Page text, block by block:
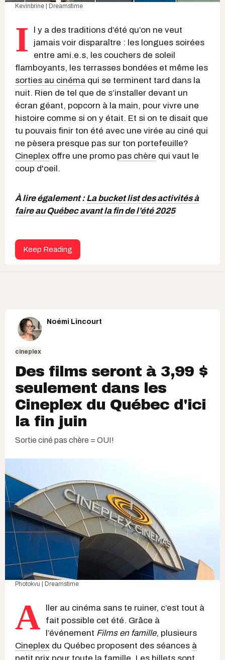
Kevinbrine | Dreamstime
I
l y a des traditions d’été qu’on ne veut
jamais voir disparaître : les longues soirées
entre ami.e.s, les couchers de soleil
flamboyants, les terrasses bondées et même les
sorties au cinéma qui se terminent tard dans la
nuit. Rien de tel que de s’installer devant un
écran géant, popcorn à la main, pour vivre une
histoire comme si on y était. Et si on te disait que
tu pouvais finir ton été avec une virée au ciné qui
ne pèsera presque pas sur ton portefeuille?
Cineplex offre une promo pas chère qui vaut le
coup d'oeil.
À lire également :La bucket list des activités à
faire au Québec avant la fin de l’été 2025
Keep Reading
Noémi Lincourt
cineplex
Des films seront à 3,99 $
seulement dans les
Cineplex du Québec d'ici
la fin juin
Sortie ciné pas chère = OUI!
Photokvu | Dreamstime
A
ller au cinéma sans te ruiner, c’est tout à
fait possible cet été. Grâce à
l’événement Films en famille, plusieurs
Cineplex du Québec proposent des séances à
petit prix pour toute la famille. Les billets sont